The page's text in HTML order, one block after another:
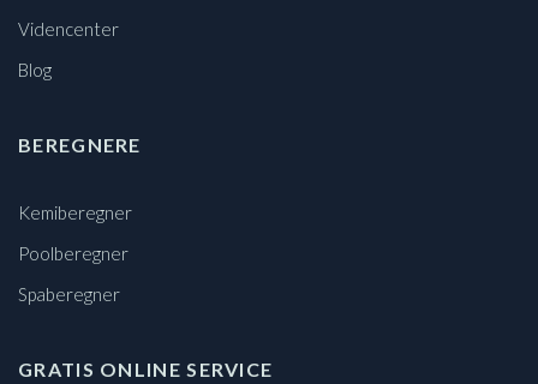
Videncenter
Blog
BEREGNERE
Kemiberegner
Poolberegner
Spaberegner
GRATIS ONLINE SERVICE